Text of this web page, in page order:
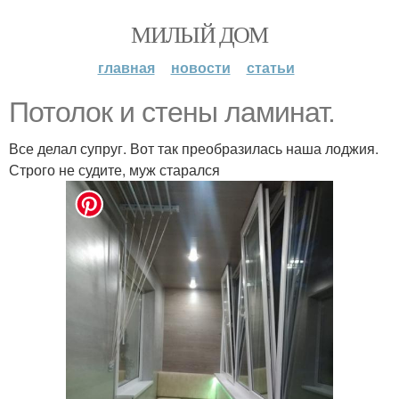
МИЛЫЙ ДОМ
главная новости статьи
Потолок и стены ламинат.
Все делал супруг. Вот так преобразилась наша лоджия.
Строго не судите, муж старался